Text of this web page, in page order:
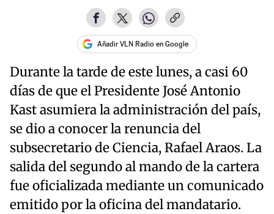
Añadir VLN Radio en Google
Durante la tarde de este lunes, a casi 60
días de que el Presidente José Antonio
Kast asumiera la administración del país,
se dio a conocer la renuncia del
subsecretario de Ciencia, Rafael Araos. La
salida del segundo al mando de la cartera
fue oficializada mediante un comunicado
emitido por la oficina del mandatario.